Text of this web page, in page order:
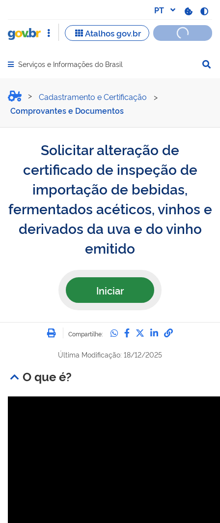
Abrir menu principal de navegação
Serviços e Informações do Brasil
Solicitar alteração de
Cadastramento e Certificação
>
Comprovantes e Documentos
Solicitar alteração de
certificado de inspeção de
importação de bebidas,
fermentados acéticos, vinhos e
derivados da uva e do vinho
emitido
Iniciar
Imprimir
Compartilhe: Compartilhe no
Compartilhe no
Compartilhe no
Compartilhe
Última Modificação: 18/12/2025
O que é?